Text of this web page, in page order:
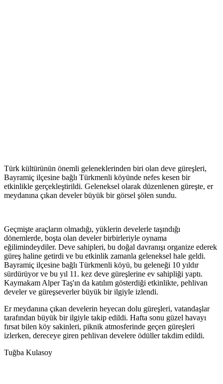
Türk kültürünün önemli geleneklerinden biri olan deve güreşleri,
Bayramiç ilçesine bağlı Türkmenli köyünde nefes kesen bir
etkinlikle gerçekleştirildi. Geleneksel olarak düzenlenen güreşte, er
meydanına çıkan develer büyük bir görsel şölen sundu.
Geçmişte araçların olmadığı, yüklerin develerle taşındığı
dönemlerde, boşta olan develer birbirleriyle oynama
eğilimindeydiler. Deve sahipleri, bu doğal davranışı organize ederek
güreş haline getirdi ve bu etkinlik zamanla geleneksel hale geldi.
Bayramiç ilçesine bağlı Türkmenli köyü, bu geleneği 10 yıldır
sürdürüyor ve bu yıl 11. kez deve güreşlerine ev sahipliği yaptı.
Kaymakam Alper Taş'ın da katılım gösterdiği etkinlikte, pehlivan
develer ve güreşseverler büyük bir ilgiyle izlendi.
Er meydanına çıkan develerin heyecan dolu güreşleri, vatandaşlar
tarafından büyük bir ilgiyle takip edildi. Hafta sonu güzel havayı
fırsat bilen köy sakinleri, piknik atmosferinde geçen güreşleri
izlerken, dereceye giren pehlivan develere ödüller takdim edildi.
Tuğba Kulasoy